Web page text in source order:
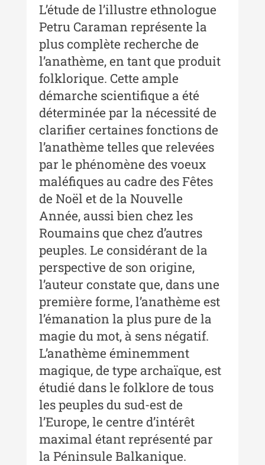
Buletinul ”Ioan Neculce” al
Muzeului de Istorie a Moldovei -
XXIV / 2018
Buletinul ”Ioan Neculce” al
Muzeului de Istorie a Moldovei -
XXIII / 2017
Buletinul ”Ioan Neculce” al
Muzeului de Istorie a Moldovei -
XXII / 2016
Indexul Complet
Anuarul Muzeului Etnografic al
Moldovei
Anuarul Muzeului Etnografic al
Moldovei - XXII / 2022
Anuarul Muzeului Etnografic al
Moldovei - XXI / 2021
Anuarul Muzeului Etnografic al
Moldovei - XX / 2020
Indexul Complet
Buletinul Muzeului Științei și
Tehnicii ”Ștefan Procopiu”
Buletinul Muzeului Științei și
Tehnicii ”Ștefan Procopiu” - An
XV / Nr. 15 / 2021
L’étude de l’illustre ethnologue
Petru Caraman représente la
plus complète recherche de
l’anathème, en tant que produit
folklorique. Cette ample
démarche scientifique a été
déterminée par la nécessité de
clarifier certaines fonctions de
l’anathème telles que relevées
par le phénomène des voeux
maléfiques au cadre des Fêtes
de Noël et de la Nouvelle
Année, aussi bien chez les
Roumains que chez d’autres
peuples. Le considérant de la
perspective de son origine,
l’auteur constate que, dans une
première forme, l’anathème est
l’émanation la plus pure de la
magie du mot, à sens négatif.
L’anathème éminemment
magique, de type archaïque, est
étudié dans le folklore de tous
les peuples du sud-est de
l’Europe, le centre d’intérêt
maximal étant représenté par
la Péninsule Balkanique.